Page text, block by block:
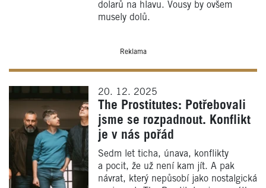
dolarů na hlavu. Vousy by ovšem
musely dolů.
Reklama
20. 12. 2025
The Prostitutes: Potřebovali
jsme se rozpadnout. Konflikt
je v nás pořád
Sedm let ticha, únava, konflikty
a pocit, že už není kam jít. A pak
návrat, který nepůsobí jako nostalgická